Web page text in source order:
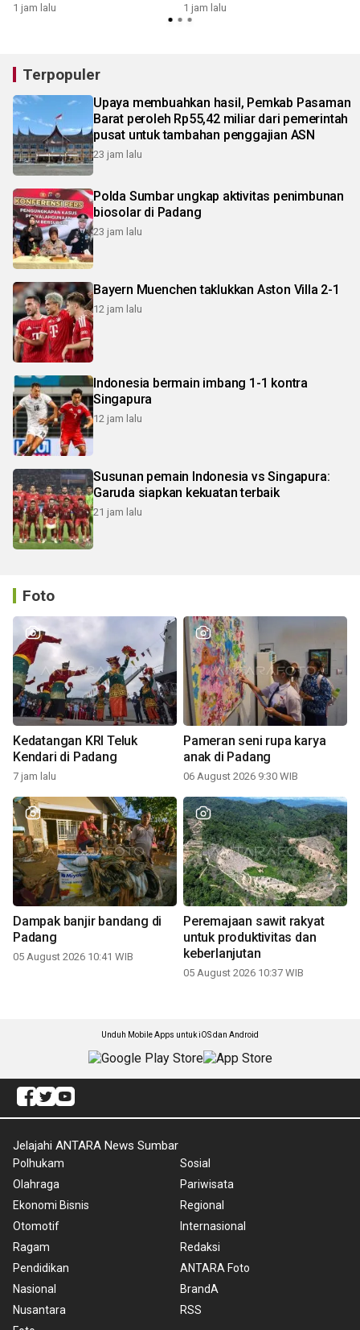
1 jam lalu 1 jam lalu
Terpopuler
Upaya membuahkan hasil, Pemkab Pasaman
Barat peroleh Rp55,42 miliar dari pemerintah
pusat untuk tambahan penggajian ASN
23 jam lalu
Polda Sumbar ungkap aktivitas penimbunan
biosolar di Padang
23 jam lalu
Bayern Muenchen taklukkan Aston Villa 2-1
12 jam lalu
Indonesia bermain imbang 1-1 kontra
Singapura
12 jam lalu
Susunan pemain Indonesia vs Singapura:
Garuda siapkan kekuatan terbaik
21 jam lalu
Foto
Kedatangan KRI Teluk
Kendari di Padang
7 jam lalu
Pameran seni rupa karya
anak di Padang
06 August 2026 9:30 WIB
Dampak banjir bandang di
Padang
05 August 2026 10:41 WIB
Peremajaan sawit rakyat
untuk produktivitas dan
keberlanjutan
05 August 2026 10:37 WIB
Unduh Mobile Apps untuk iOS dan Android
Jelajahi ANTARA News Sumbar
Polhukam
Olahraga
Ekonomi Bisnis
Otomotif
Ragam
Pendidikan
Nasional
Nusantara
Sosial
Pariwisata
Regional
Internasional
Redaksi
ANTARA Foto
BrandA
RSS